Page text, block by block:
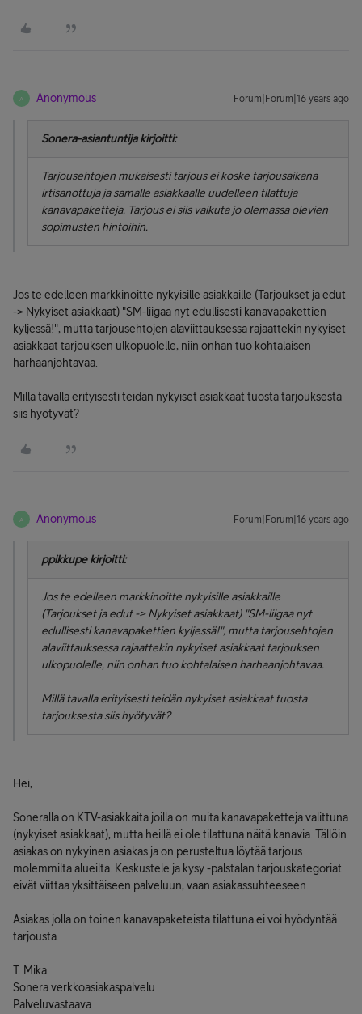
A Anonymous Forum|Forum|16 years ago
Sonera-asiantuntija kirjoitti:
Tarjousehtojen mukaisesti tarjous ei koske tarjousaikana
irtisanottuja ja samalle asiakkaalle uudelleen tilattuja
kanavapaketteja. Tarjous ei siis vaikuta jo olemassa olevien
sopimusten hintoihin.
Jos te edelleen markkinoitte nykyisille asiakkaille (Tarjoukset ja edut
-> Nykyiset asiakkaat) "SM-liigaa nyt edullisesti kanavapakettien
kyljessä!", mutta tarjousehtojen alaviittauksessa rajaattekin nykyiset
asiakkaat tarjouksen ulkopuolelle, niin onhan tuo kohtalaisen
harhaanjohtavaa.
Millä tavalla erityisesti teidän nykyiset asiakkaat tuosta tarjouksesta
siis hyötyvät?
A Anonymous Forum|Forum|16 years ago
ppikkupe kirjoitti:
Jos te edelleen markkinoitte nykyisille asiakkaille
(Tarjoukset ja edut -> Nykyiset asiakkaat) "SM-liigaa nyt
edullisesti kanavapakettien kyljessä!", mutta tarjousehtojen
alaviittauksessa rajaattekin nykyiset asiakkaat tarjouksen
ulkopuolelle, niin onhan tuo kohtalaisen harhaanjohtavaa.
Millä tavalla erityisesti teidän nykyiset asiakkaat tuosta
tarjouksesta siis hyötyvät?
Hei,
Soneralla on KTV-asiakkaita joilla on muita kanavapaketteja valittuna
(nykyiset asiakkaat), mutta heillä ei ole tilattuna näitä kanavia. Tällöin
asiakas on nykyinen asiakas ja on perusteltua löytää tarjous
molemmilta alueilta. Keskustele ja kysy -palstalan tarjouskategoriat
eivät viittaa yksittäiseen palveluun, vaan asiakassuhteeseen.
Asiakas jolla on toinen kanavapaketeista tilattuna ei voi hyödyntää
tarjousta.
T. Mika
Sonera verkkoasiakaspalvelu
Palveluvastaava